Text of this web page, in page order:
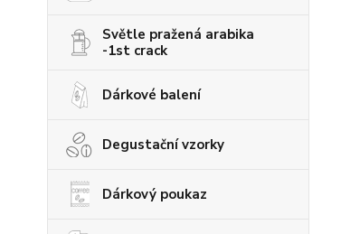
Světle pražená arabika
-1st crack
Dárkové balení
Degustační vzorky
Dárkový poukaz